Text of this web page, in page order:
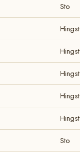
Sto
Hingst
Hingst
Hingst
Hingst
Hingst
Sto